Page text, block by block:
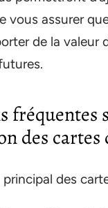
vous assurer
de la valeur
fréquentes
des cartes
des